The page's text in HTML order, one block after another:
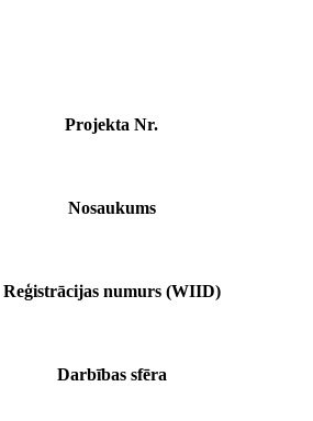
Projekta Nr.
Nosaukums
Reģistrācijas numurs (WIID)
Darbības sfēra